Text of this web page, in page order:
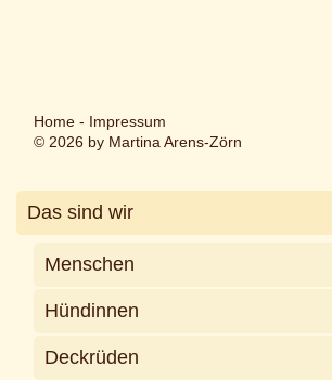
Home- Impressum
© 2026 by Martina Arens-Zörn
Das sind wir
Menschen
Hündinnen
Deckrüden